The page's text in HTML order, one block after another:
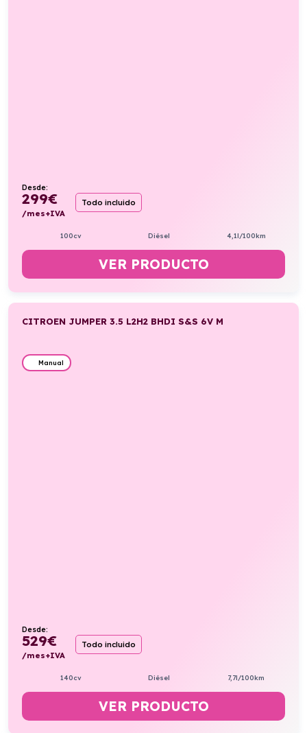
Desde:
299€
/mes+IVA
Todo incluido
100cv Diésel 4,1l/100km
VER PRODUCTO
CITROEN JUMPER 3.5 L2H2 BHDI S&S 6V M
Manual
Desde:
529€
/mes+IVA
Todo incluido
140cv Diésel 7,7l/100km
VER PRODUCTO